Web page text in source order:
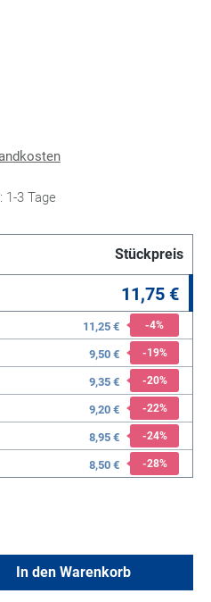
1-3 Tage
Stückpreis
11,75 €
11,25 € -4%
9,50 € -19%
9,35 € -20%
9,20 € -22%
8,95 € -24%
8,50 € -28%
den gewünschten
In den Warenkorb